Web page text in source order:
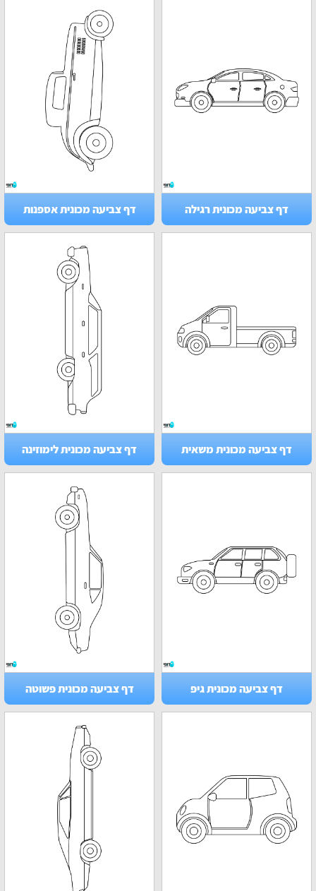
דף צביעה מכונית רגילה דף צביעה מכונית אספנות
דף צביעה מכונית משאית דף צביעה מכונית לימוזינה
דף צביעה מכונית גיפ דף צביעה מכונית פשוטה